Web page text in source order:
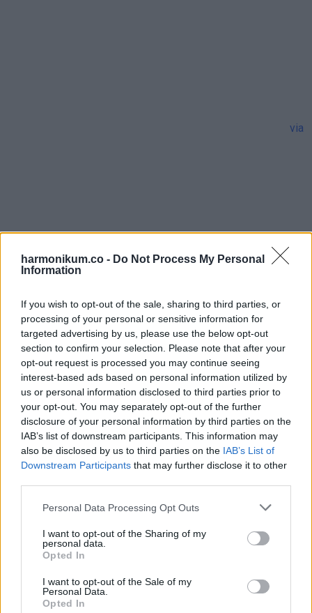
harmonikum.co - Do Not Process My Personal
Information
If you wish to opt-out of the sale, sharing to third parties, or
processing of your personal or sensitive information for
targeted advertising by us, please use the below opt-out
section to confirm your selection. Please note that after your
opt-out request is processed you may continue seeing
interest-based ads based on personal information utilized by
us or personal information disclosed to third parties prior to
your opt-out. You may separately opt-out of the further
disclosure of your personal information by third parties on the
IAB’s list of downstream participants. This information may
also be disclosed by us to third parties on the IAB’s List of
Downstream Participants that may further disclose it to other
Please note that this website/app uses one or more Google
not limited to your visit or usage behaviour. You may click to
grant or deny consent to Google and its third-party tags to
use your data for below specified purposes in below Google
consent section.
Personal Data Processing Opt Outs
I want to opt-out of the Sharing of my
personal data.
Opted In
I want to opt-out of the Sale of my
Personal Data.
Opted In
via
Oszd meg ezt a posztot:
WhatsappRedditShare
via
Email
Komoly változást hoz a mai nap! Kos – Bika
– Ikrek-Rák-Oroszlán-Szűz-Mérleg-
Skorpió-Nyilas-Bak – Vízöntő – Halak
nap!Mai horoszkóp (VASÁRNAP)